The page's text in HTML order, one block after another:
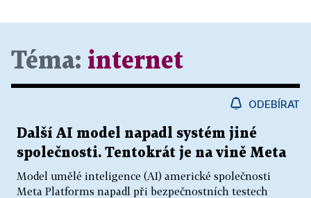
Téma: internet
ODEBÍRAT
Další AI model napadl systém jiné
společnosti. Tentokrát je na vině Meta
Model umělé inteligence (AI) americké společnosti
Meta Platforms napadl při bezpečnostních testech